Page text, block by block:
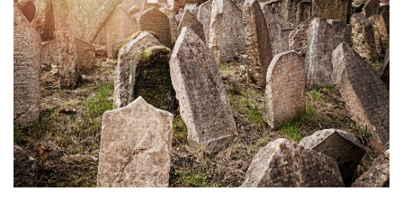
Youtubeři
Virály
Sex a vztahy
Videa
Sledujte prima+